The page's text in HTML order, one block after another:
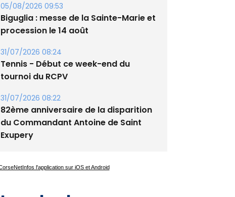
05/08/2026 09:53
Biguglia : messe de la Sainte-Marie et
procession le 14 août
31/07/2026 08:24
Tennis - Début ce week-end du
tournoi du RCPV
31/07/2026 08:22
82ème anniversaire de la disparition
du Commandant Antoine de Saint
Exupery